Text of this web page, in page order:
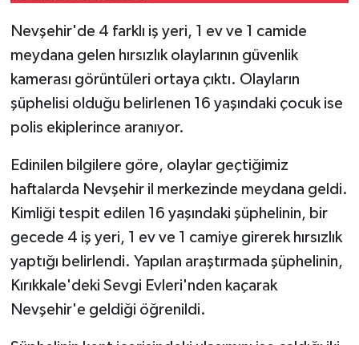
Nevşehir'de 4 farklı iş yeri, 1 ev ve 1 camide
meydana gelen hırsızlık olaylarının güvenlik
kamerası görüntüleri ortaya çıktı. Olayların
şüphelisi olduğu belirlenen 16 yaşındaki çocuk ise
polis ekiplerince aranıyor.
Edinilen bilgilere göre, olaylar geçtiğimiz
haftalarda Nevşehir il merkezinde meydana geldi.
Kimliği tespit edilen 16 yaşındaki şüphelinin, bir
gecede 4 iş yeri, 1 ev ve 1 camiye girerek hırsızlık
yaptığı belirlendi. Yapılan araştırmada şüphelinin,
Kırıkkale'deki Sevgi Evleri'nden kaçarak
Nevşehir'e geldiği öğrenildi.